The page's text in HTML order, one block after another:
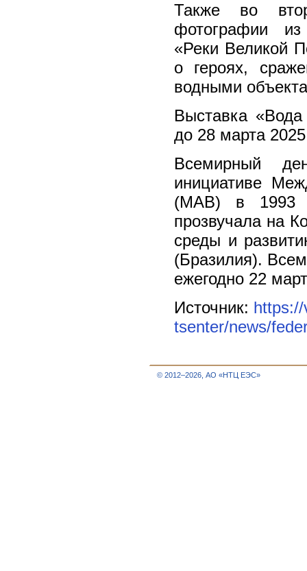
Также во
фотографии из
«Реки Великой
о героях,
водными
Выставка
до 28 марта
Всемирный
инициативе
(МАВ) в 1993
прозвучала на
среды и
(Бразилия).
ежегодно 22
Источник:
tsenter/news/
© 2012–2026, АО «НТЦ ЕЭС»